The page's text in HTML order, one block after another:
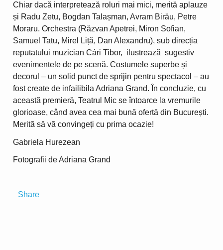
Chiar dacă interpretează roluri mai mici, merită aplauze
și Radu Zetu, Bogdan Talașman, Avram Birău, Petre
Moraru. Orchestra (Răzvan Apetrei, Miron Sofian,
Samuel Tatu, Mirel Liță, Dan Alexandru), sub direcția
reputatului muzician Cári Tibor, ilustrează sugestiv
evenimentele de pe scenă. Costumele superbe și
decorul – un solid punct de sprijin pentru spectacol – au
fost create de infailibila Adriana Grand. În concluzie, cu
această premieră, Teatrul Mic se întoarce la vremurile
glorioase, când avea cea mai bună ofertă din București.
Merită să vă convingeți cu prima ocazie!
Gabriela Hurezean
Fotografii de Adriana Grand
Share